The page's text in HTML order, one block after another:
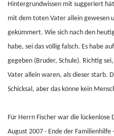
Hintergrundwissen mit suggeriert
mit dem toten Vater allein gewesen
gekümmert. Wie sich nach den
habe, sei das völlig falsch. Es habe
gegeben (Bruder, Schule). Richtig
Vater allein waren, als dieser starb.
Schicksal, aber das könne kein
Für Herrn Fischer war die lückenlose
August 2007 - Ende der